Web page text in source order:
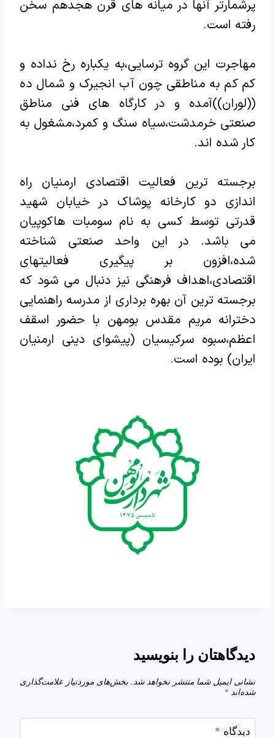
پرشمارتر آنها در میانه های قرن هجدهم سخن
رفته است.
مهاجرت این گروه ترسایی،به یکباره رخ نداده و
کم کم به مناطقی چون آب انجیرک و شمال ده
((لوران))آمده و در کارگاه های فنی مناطق
صنعتی خرمدشت،سیاه سنگ و کمرد،مشغول به
کار شده اند.
برجسته ترین فعالیت اقتصادی ارمنیان راه
اندازی دو کارخانه پوشاک در خیابان شهید
قدرتی توسط کسی به نام سومبات هاکوپیان
می باشد. در این واحد صنعتی شناخته
شده،افزون بر پیگیری فعالیتهای
اقتصادی،اهداف فرهنگی نیز دنبال می شود که
برجسته ترین آن بهره برداری از مدرسه راهنمایی
دخترانه مریم مقدس بومهن با حضور اسقف
اعظم،سبوه سرکیسیان (پیشوای دینی ارمنیان
ایران) بوده است.
دیدگاهتان را بنویسید
نشانی ایمیل شما منتشر نخواهد شد. بخش‌های موردنیاز علامت‌گذاری
شده‌اند *
دیدگاه *